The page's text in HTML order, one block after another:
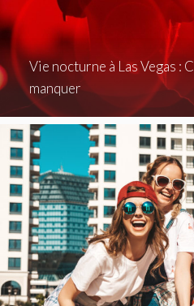
Vie nocturne à Las Vegas :
manquer